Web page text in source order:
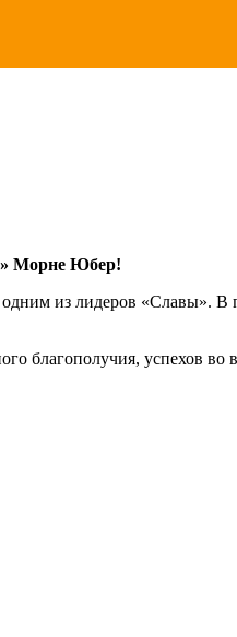
Морне Юбер!
из лидеров «Славы».
благополучия, успехов